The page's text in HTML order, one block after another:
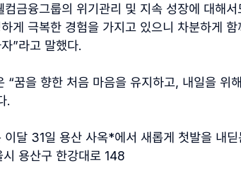
컴금융그룹의 위기관리 및 지속 성장에 대해
게 극복한 경험을 가지고 있으니 차분하게
”라고 말했다.
“꿈을 향한 처음 마음을 유지하고, 내일을 위
.
이달 31일 용산 사옥*에서 새롭게 첫발을 내딛
시 용산구 한강대로 148